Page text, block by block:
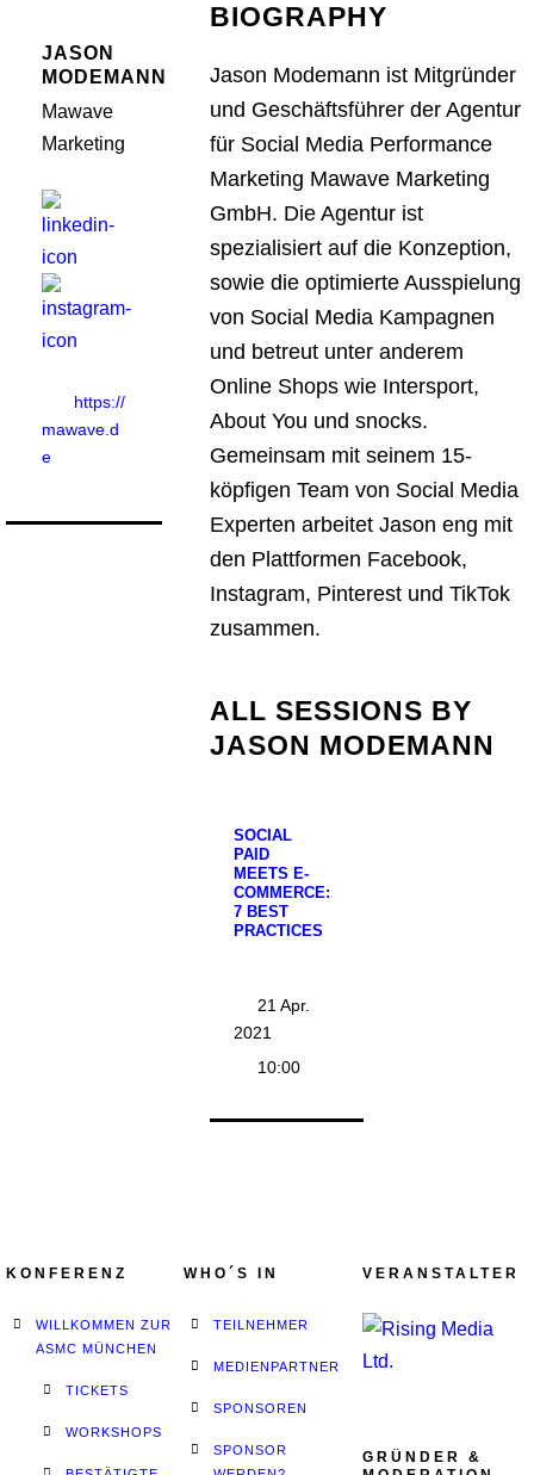
JASON
MODEMANN
Mawave
Marketing
https://
mawave.d
e
BIOGRAPHY
Jason Modemann ist Mitgründer
und Geschäftsführer der Agentur
für Social Media Performance
Marketing Mawave Marketing
GmbH. Die Agentur ist
spezialisiert auf die Konzeption,
sowie die optimierte Ausspielung
von Social Media Kampagnen
und betreut unter anderem
Online Shops wie Intersport,
About You und snocks.
Gemeinsam mit seinem 15-
köpfigen Team von Social Media
Experten arbeitet Jason eng mit
den Plattformen Facebook,
Instagram, Pinterest und TikTok
zusammen.
ALL SESSIONS BY
JASON MODEMANN
SOCIAL
PAID
MEETS E-
COMMERCE:
7 BEST
PRACTICES
21 Apr.
2021
10:00
KONFERENZ
WILLKOMMEN ZUR
ASMC MÜNCHEN
TICKETS
WORKSHOPS
WHO´S IN
TEILNEHMER
MEDIENPARTNER
SPONSOREN
SPONSOR
VERANSTALTER
GRÜNDER &